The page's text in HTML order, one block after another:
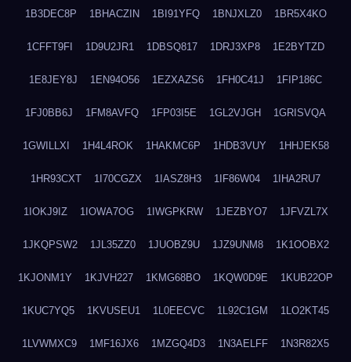
1B3DEC8P 1BHACZIN 1BI91YFQ 1BNJXLZ0 1BR5X4KO
1CFFT9FI 1D9U2JR1 1DBSQ817 1DRJ3XP8 1E2BYTZD
1E8JEY8J 1EN94O56 1EZXAZS6 1FH0C41J 1FIP186C
1FJ0BB6J 1FM8AVFQ 1FP03I5E 1GL2VJGH 1GRISVQA
1GWILLXI 1H4L4ROK 1HAKMC6P 1HDB3VUY 1HHJEK58
1HR93CXT 1I70CGZX 1IASZ8H3 1IF86W04 1IHA2RU7
1IOKJ9IZ 1IOWA7OG 1IWGPKRW 1JEZBYO7 1JFVZL7X
1JKQPSW2 1JL35ZZ0 1JUOBZ9U 1JZ9UNM8 1K1OOBX2
1KJONM1Y 1KJVH227 1KMG68BO 1KQW0D9E 1KUB22OP
1KUC7YQ5 1KVUSEU1 1L0EECVC 1L92C1GM 1LO2KT45
1LVWMXC9 1MF16JX6 1MZGQ4D3 1N3AELFF 1N3R82X5